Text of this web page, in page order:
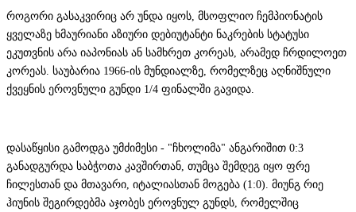
როგორი გასაკვირიც არ უნდა იყოს, მსოფლიო ჩემპიონატის
ყველაზე ხმაურიანი აზიური დებიუტანტი ნაკრების სტატუსი
ეკუთვნის არა იაპონიას ან სამხრეთ კორეას, არამედ ჩრდილოეთ
კორეას. საუბარია 1966-ის მუნდიალზე, რომელზეც აღნიშნული
ქვეყნის ეროვნული გუნდი 1/4 ფინალში გავიდა.
დასაწყისი გამოდგა უმძიმესი - "ჩხოლიმა" ანგარიშით 0:3
განადგურდა საბჭოთა კავშირთან, თუმცა შემდეგ იყო ფრე
ჩილესთან და მთავარი, იტალიასთან მოგება (1:0). მიუნგ რიე
ჰიუნის შეგირდებმა აჯობეს ეროვნულ გუნდს, რომელშიც